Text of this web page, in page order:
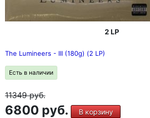
2 LP
The Lumineers - III (180g) (2 LP)
Есть в наличии
11349руб.
6800 руб. В корзину